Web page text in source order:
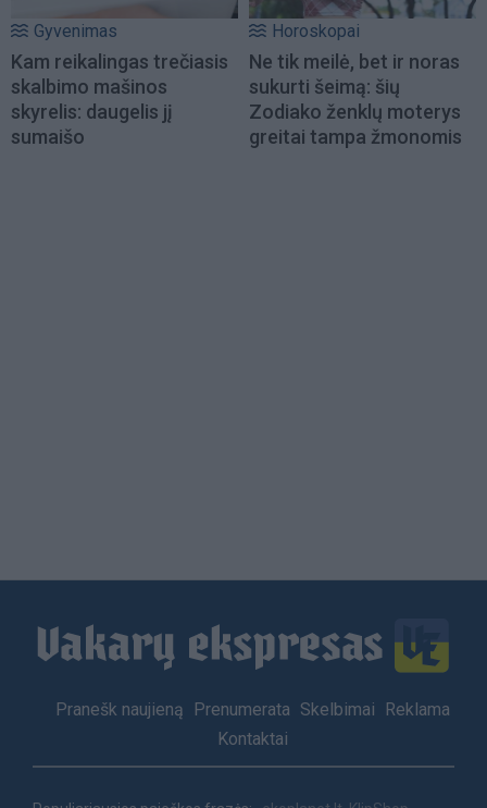
Gyvenimas
Kam reikalingas trečiasis
skalbimo mašinos
skyrelis: daugelis jį
sumaišo
Horoskopai
Ne tik meilė, bet ir noras
sukurti šeimą: šių
Zodiako ženklų moterys
greitai tampa žmonomis
Footer
Pranešk naujieną Prenumerata Skelbimai
Reklama
Kontaktai